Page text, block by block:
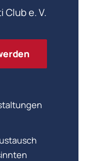
e. V.